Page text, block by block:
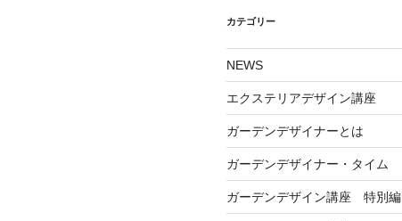
カテゴリー
NEWS
エクステリアデザイン講座
ガーデンデザイナーとは
ガーデンデザイナー・タイム
ガーデンデザイン講座 特別編